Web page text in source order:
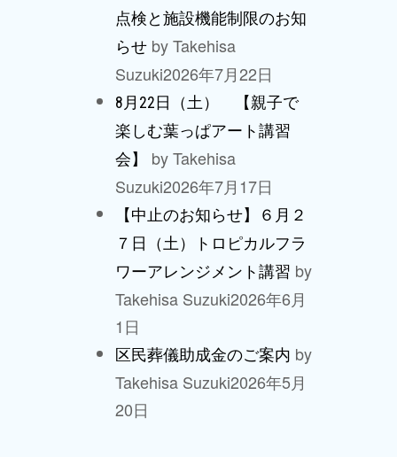
点検と施設機能制限のお知
らせ by Takehisa
Suzuki2026年7月22日
8月22日（土） 【親子で
楽しむ葉っぱアート講習
会】
by Takehisa
Suzuki2026年7月17日
【中止のお知らせ】６月２
７日（土）トロピカルフラ
ワーアレンジメント講習 by
Takehisa Suzuki2026年6月
1日
区民葬儀助成金のご案内 by
Takehisa Suzuki2026年5月
20日